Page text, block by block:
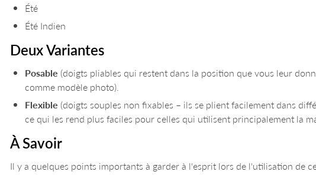
Été
Été Indien
Deux Variantes
Posable (doigts pliables qui restent dans la position que vous leur
comme modèle photo).
Flexible (doigts souples non fixables – ils se plient facilement dans
ce qui les rend plus faciles pour celles qui utilisent principalement la
À Savoir
Il y a quelques points importants à garder à l'esprit lors de l'utilisation de